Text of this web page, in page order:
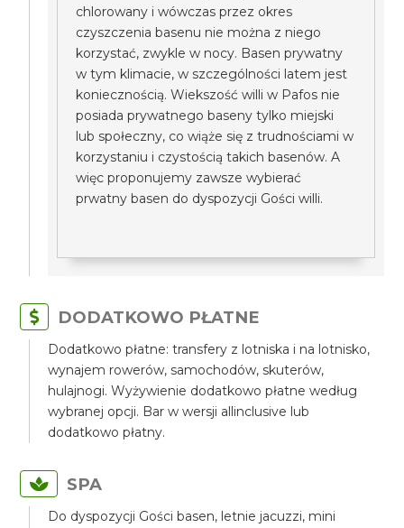
chlorowany i wówczas przez okres
czyszczenia basenu nie można z niego
korzystać, zwykle w nocy. Basen prywatny
w tym klimacie, w szczególności latem jest
koniecznością. Wiekszość willi w Pafos nie
posiada prywatnego baseny tylko miejski
lub społeczny, co wiąże się z trudnościami w
korzystaniu i czystością takich basenów. A
więc proponujemy zawsze wybierać
prwatny basen do dyspozycji Gości willi.
DODATKOWO PŁATNE
Dodatkowo płatne: transfery z lotniska i na lotnisko,
wynajem rowerów, samochodów, skuterów,
hulajnogi. Wyżywienie dodatkowo płatne według
wybranej opcji. Bar w wersji allinclusive lub
dodatkowo płatny.
SPA
Do dyspozycji Gości basen, letnie jacuzzi, mini